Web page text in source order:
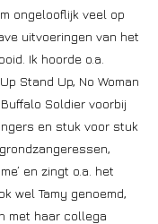
ongelooflijk veel op
uitvoeringen van het
Ik hoorde o.a.
Stand Up, No Woman
Soldier voorbij
en stuk voor stuk
en zingt o.a. het
wel Tamy genoemd,
met haar collega